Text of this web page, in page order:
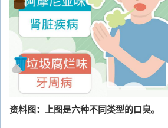
资料图：上图是六种不同类型的口臭。